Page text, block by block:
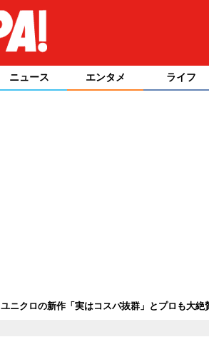
ニュース エンタメ ライフ
ユニクロの新作「実はコスパ抜群」とプロも大絶